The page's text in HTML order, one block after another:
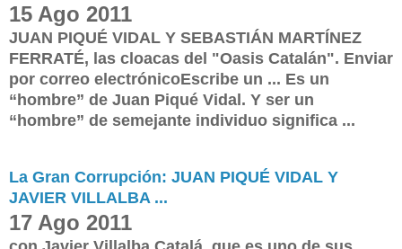
15 Ago 2011
JUAN PIQUÉ VIDAL Y SEBASTIÁN MARTÍNEZ
FERRATÉ, las cloacas del "Oasis Catalán". Enviar
por correo electrónicoEscribe un ... Es un
“hombre” de Juan Piqué Vidal. Y ser un
“hombre” de semejante individuo significa ...
La Gran Corrupción: JUAN PIQUÉ VIDAL Y
JAVIER VILLALBA ...
17 Ago 2011